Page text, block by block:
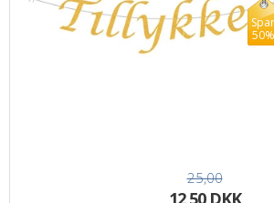
Spar
50%
25,00
12,50 DKK